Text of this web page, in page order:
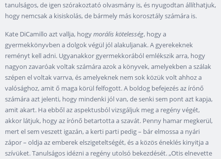
tanulságos, de igen szórakoztató olvasmány is, és nyugodtan állíthatjuk,
hogy nemcsak a kisiskolás, de bármely más korosztály számára is.
Kate DiCamillo azt vallja, hogymorális kötelesség, hogy a
gyermekkönyvben a dolgok végül jól alakuljanak. A gyerekeknek
reményt kell adni. Ugyanakkor gyermekkorából emlékszik arra, hogy
nagyon zavaróak voltak számára azok a könyvek, amelyekben a szálak
szépen el voltak varrva, és amelyeknek nem sok közük volt ahhoz a
valósághoz, amit ő maga körül felfogott. A boldog befejezés az írónő
számára azt jelenti, hogy mindenki jól van, de senki sem pont azt kapja,
amit akart. Ha ebből az aspektusból vizsgáljuk meg a regény végét,
akkor látjuk, hogy az írónő betartotta a szavát. Penny hamar megkerül,
mert el sem veszett igazán, a kerti parti pedig – bár elmossa a nyári
zápor – oldja az emberek elszigeteltségét, és a közös éneklés kinyitja a
szívüket. Tanulságos idézni a regény utolsó bekezdését. „Otis elnevette